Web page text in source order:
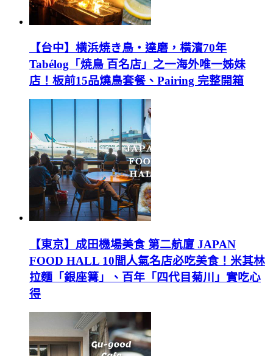
【台中】横浜焼き鳥‧達磨，橫濱70年
Tabélog「焼鳥 百名店」之一海外唯一姊妹
店！板前15品燒鳥套餐、Pairing 完整開箱
【東京】成田機場美食 第二航廈 JAPAN
FOOD HALL 10間人氣名店必吃美食！米其林
拉麵「銀座篝」、百年「四代目菊川」實吃心
得